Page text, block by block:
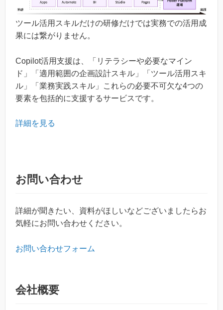
ツール活用スキルだけの研修だけでは実務での活用成
果には繋がりません。
Copilot活用支援は、「リテラシーや必要なマイン
ド」「適用範囲の企画設計スキル」「ツール活用スキ
ル」「業務実践スキル」これらの必要不可欠な4つの
要素を包括的に支援するサービスです。
詳細を見る
お問い合わせ
詳細が聞きたい、資料がほしいなどございましたらお
気軽にお問い合わせください。
お問い合わせフォーム
会社概要